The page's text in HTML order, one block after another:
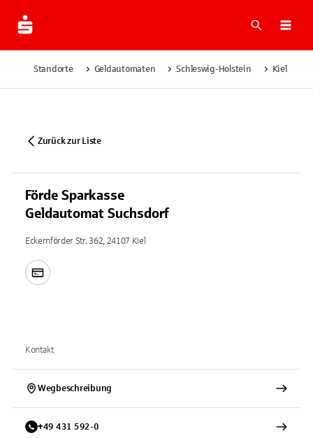
Suche
Standorte Geldautomaten Schleswig-Holstein Kiel
Zurück zur Liste
Förde Sparkasse
Geldautomat Suchsdorf
Eckernförder Str. 362, 24107 Kiel
Kontakt
Wegbeschreibung
+49 431 592-0